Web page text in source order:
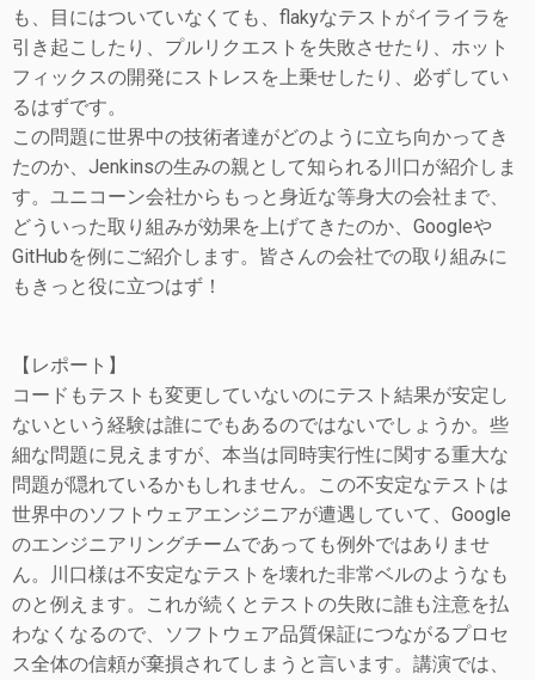
も、目にはついていなくても、flakyなテストがイライラを
引き起こしたり、プルリクエストを失敗させたり、ホット
フィックスの開発にストレスを上乗せしたり、必ずしてい
るはずです。
この問題に世界中の技術者達がどのように立ち向かってき
たのか、Jenkinsの生みの親として知られる川口が紹介しま
す。ユニコーン会社からもっと身近な等身大の会社まで、
どういった取り組みが効果を上げてきたのか、Googleや
GitHubを例にご紹介します。皆さんの会社での取り組みに
もきっと役に立つはず！
【レポート】
コードもテストも変更していないのにテスト結果が安定し
ないという経験は誰にでもあるのではないでしょうか。些
細な問題に見えますが、本当は同時実行性に関する重大な
問題が隠れているかもしれません。この不安定なテストは
世界中のソフトウェアエンジニアが遭遇していて、Google
のエンジニアリングチームであっても例外ではありませ
ん。川口様は不安定なテストを壊れた非常ベルのようなも
のと例えます。これが続くとテストの失敗に誰も注意を払
わなくなるので、ソフトウェア品質保証につながるプロセ
ス全体の信頼が棄損されてしまうと言います。講演では、